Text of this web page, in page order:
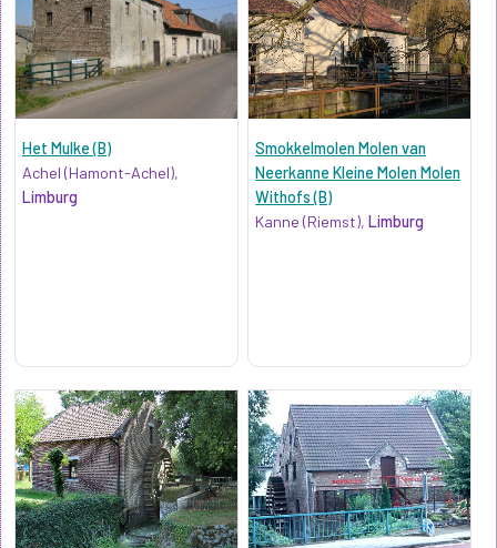
Het Mulke (B)
Achel (Hamont-Achel),
Limburg
Smokkelmolen Molen van
Neerkanne Kleine Molen Molen
Withofs (B)
Kanne (Riemst),Limburg